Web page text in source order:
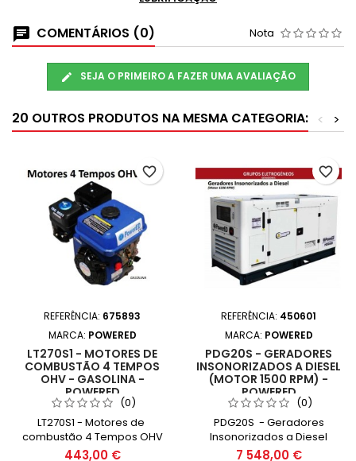
COMENTÁRIOS (0) Nota
SEJA O PRIMEIRO A FAZER UMA AVALIAÇÃO
20 OUTROS PRODUTOS NA MESMA CATEGORIA: >
<
REFERÊNCIA: 675893
MARCA: POWERED
LT270S1 - MOTORES DE
COMBUSTÃO 4 TEMPOS
OHV - GASOLINA -
POWERED
(0)
LT270S1 - Motores de
combustão 4 Tempos OHV
- gasolina - POWERED
443,00 €
favorite_border
REFERÊNCIA: 450601
MARCA: POWERED
PDG20S - GERADORES
INSONORIZADOS A DIESEL
(MOTOR 1500 RPM) -
POWERED
(0)
PDG20S - Geradores
Insonorizados a Diesel
(Motor 1500 RPM) -
7 548,00 €
favorite_border